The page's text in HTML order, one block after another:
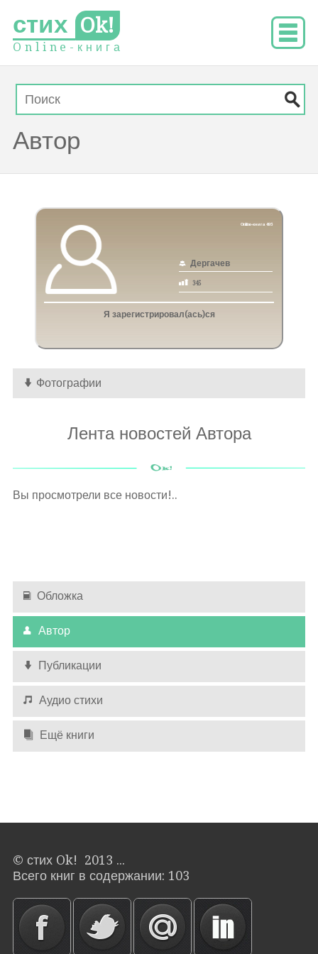
стих Ok!
O n l i n e - к н и г а
Автор
Online-книга 495
Дергачев
345
Я зарегистрировал(ась)ся
Фотографии
Лента новостей Автора
Вы просмотрели все новости!..
Обложка
Автор
Публикации
Аудио стихи
Ещё книги
© стих Ok! 2013 ...
Всего книг в содержании: 103